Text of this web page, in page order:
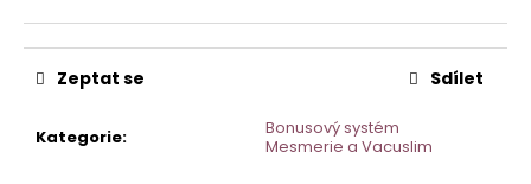
Kategorie:
Bonusový systém
Mesmerie a Vacuslim
Zeptat se Sdílet
o
r
u
u